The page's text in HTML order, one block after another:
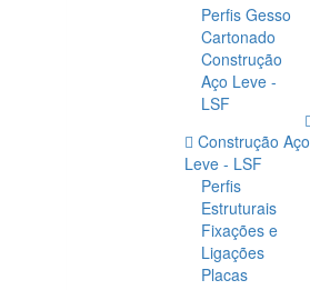
Perfis Gesso
Cartonado
Construção
Aço Leve -
LSF
Construção Aço
Leve - LSF
Perfis
Estruturais
Fixações e
Ligações
Placas